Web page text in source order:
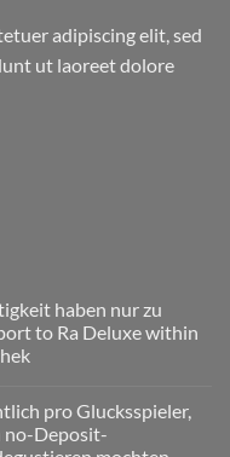
adipiscing elit, sed
ut laoreet dolore
haben nur zu
to Ra Deluxe within
pro Glucksspieler,
no-Deposit-